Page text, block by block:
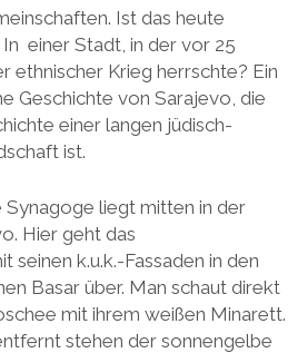
Ist das heute
einer Stadt, in der vor 25
ethnischer Krieg herrschte? Ein
Geschichte von Sarajevo, die
einer langen jüdisch-
ist.
Synagoge liegt mitten in der
Hier geht das
seinen k.u.k.-Fassaden in den
Basar über. Man schaut direkt
mit ihrem weißen Minarett.
stehen der sonnengelbe